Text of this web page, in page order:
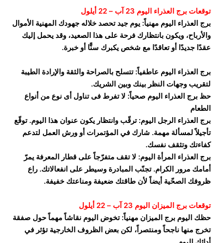
توقعات برج العذراء اليوم 23 آب – 22 أيلول
برج العذراء اليوم مهنياً: يوم جيد تحصد خلاله جهودك المهنية الأموال
والأرباح، ويكون بانتظارك فرحة على هذا الصعيد، وقد يحمل إليك
عقدًا جديدًا أو تعاقدًا مع شخص يكبرك سنًّا أو خبرة.
برج العذراء اليوم عاطفياً: تتسلح بالصراحة والثقة والإرادة الطيبة
لتقريب وجهات النظر بينك وبين الشريك.
حظ برج العذراء اليوم صحياً: لا تفرط فى تناول أى نوع من أنواع
الطعام
برج العذراء الرجل اليوم: ترقّب وانتظار يكون عنوان هذا اليوم. توقّع
تأجيلاً لمسألة مهمة. شارك في المؤتمرات أو ورش العمل لتدعم
كفاءتك وتثقف نفسك.
برج العذراء المرأة اليوم: لا تقف متفرّجاً على قطار المعرفة يمرّ
أمامك مرور الكرام. تجنّب المبادرة وسيطر على انفعالاتك. راع
ظروفك الصحّية أيضاً لأن طاقتك ضعيفة ومناعتك خفيفة.
توقعات برج الميزان اليوم 23 آب – 22 أيلول
حظك اليوم برج الميزان مهنياً: تخوض اليوم نقاشاً مهماً حول صفقة
تخرج منها ناجحاً ومنتصراً، لكن بعض الظروف الخارجية تؤثر في